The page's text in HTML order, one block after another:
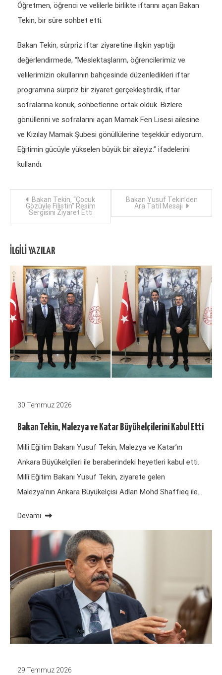
Öğretmen, öğrenci ve velilerle birlikte iftarını açan Bakan
Tekin, bir süre sohbet etti.
Bakan Tekin, sürpriz iftar ziyaretine ilişkin yaptığı
değerlendirmede, “Meslektaşlarım, öğrencilerimiz ve
velilerimizin okullarının bahçesinde düzenledikleri iftar
programına sürpriz bir ziyaret gerçekleştirdik, iftar
sofralarına konuk, sohbetlerine ortak olduk. Bizlere
gönüllerini ve sofralarını açan Mamak Fen Lisesi ailesine
ve Kızılay Mamak Şubesi gönüllülerine teşekkür ediyorum.
Eğitimin gücüyle yükselen büyük bir aileyiz.” ifadelerini
kullandı.
Yazı
dolaşımı
Bakan Tekin, “Çocuk
Gözüyle Filistin” Resim
Sergisini Ziyaret Etti
Bakan Yusuf Tekin’den
Ara Tatil Mesajı
İLGILI YAZILAR
30 Temmuz 2026
Bakan Tekin, Malezya ve Katar Büyükelçilerini Kabul Etti
Millî Eğitim Bakanı Yusuf Tekin, Malezya ve Katar’ın
Ankara Büyükelçileri ile beraberindeki heyetleri kabul etti.
Millî Eğitim Bakanı Yusuf Tekin, ziyarete gelen
Malezya’nın Ankara Büyükelçisi Adlan Mohd Shaffieq ile…
Devamı
29 Temmuz 2026